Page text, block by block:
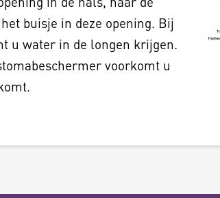
buisje in deze opening. Bij
u water in de longen krijgen.
voorkomt u